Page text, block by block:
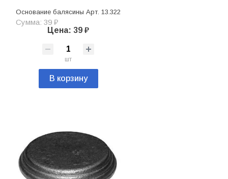
Основание балясины Арт. 13.322
Сумма: 39 ₽
Цена: 39 ₽
шт
В корзину